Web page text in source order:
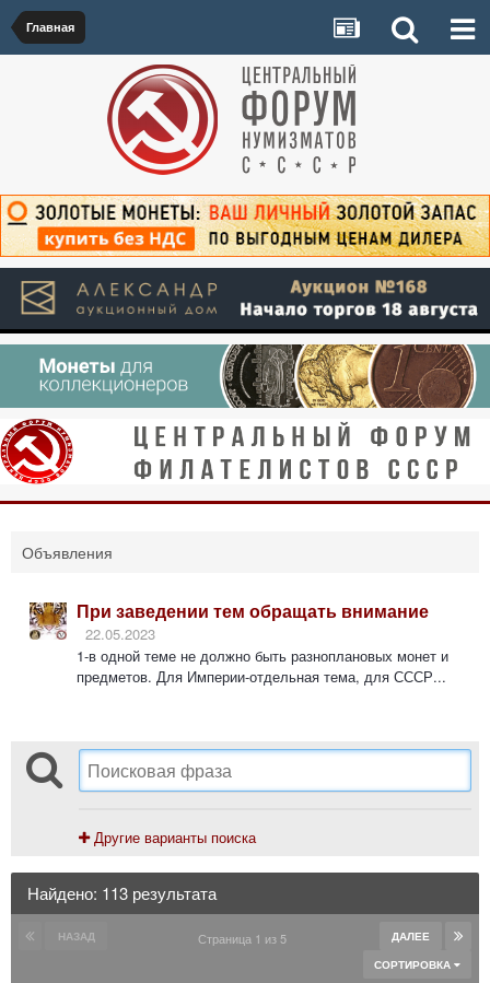
Главная
Объявления
При заведении тем обращать внимание
22.05.2023
1-в одной теме не должно быть разноплановых монет и
предметов. Для Империи-отдельная тема, для СССР...
Другие варианты поиска
Найдено: 113 результата
НАЗАД ДАЛЕЕ
Страница 1 из 5
СОРТИРОВКА